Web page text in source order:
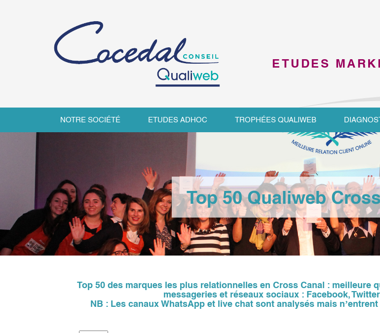
ETUDES
NOTRE SOCIÉTÉ ETUDES ADHOC TROPHÉES QUALIWEB
Top 50 Qualiweb
Top 50 des marques les plus relationnelles en Cross Canal : meilleure
messageries et réseaux sociaux : Facebook,
NB : Les canaux WhatsApp et live chat sont analysés mais